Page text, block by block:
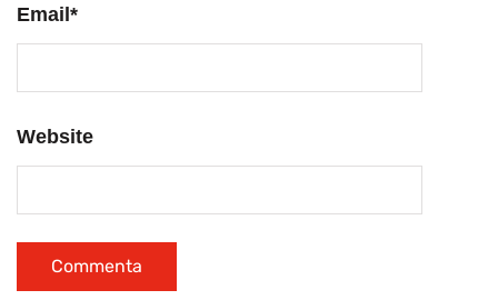
Email *
Website